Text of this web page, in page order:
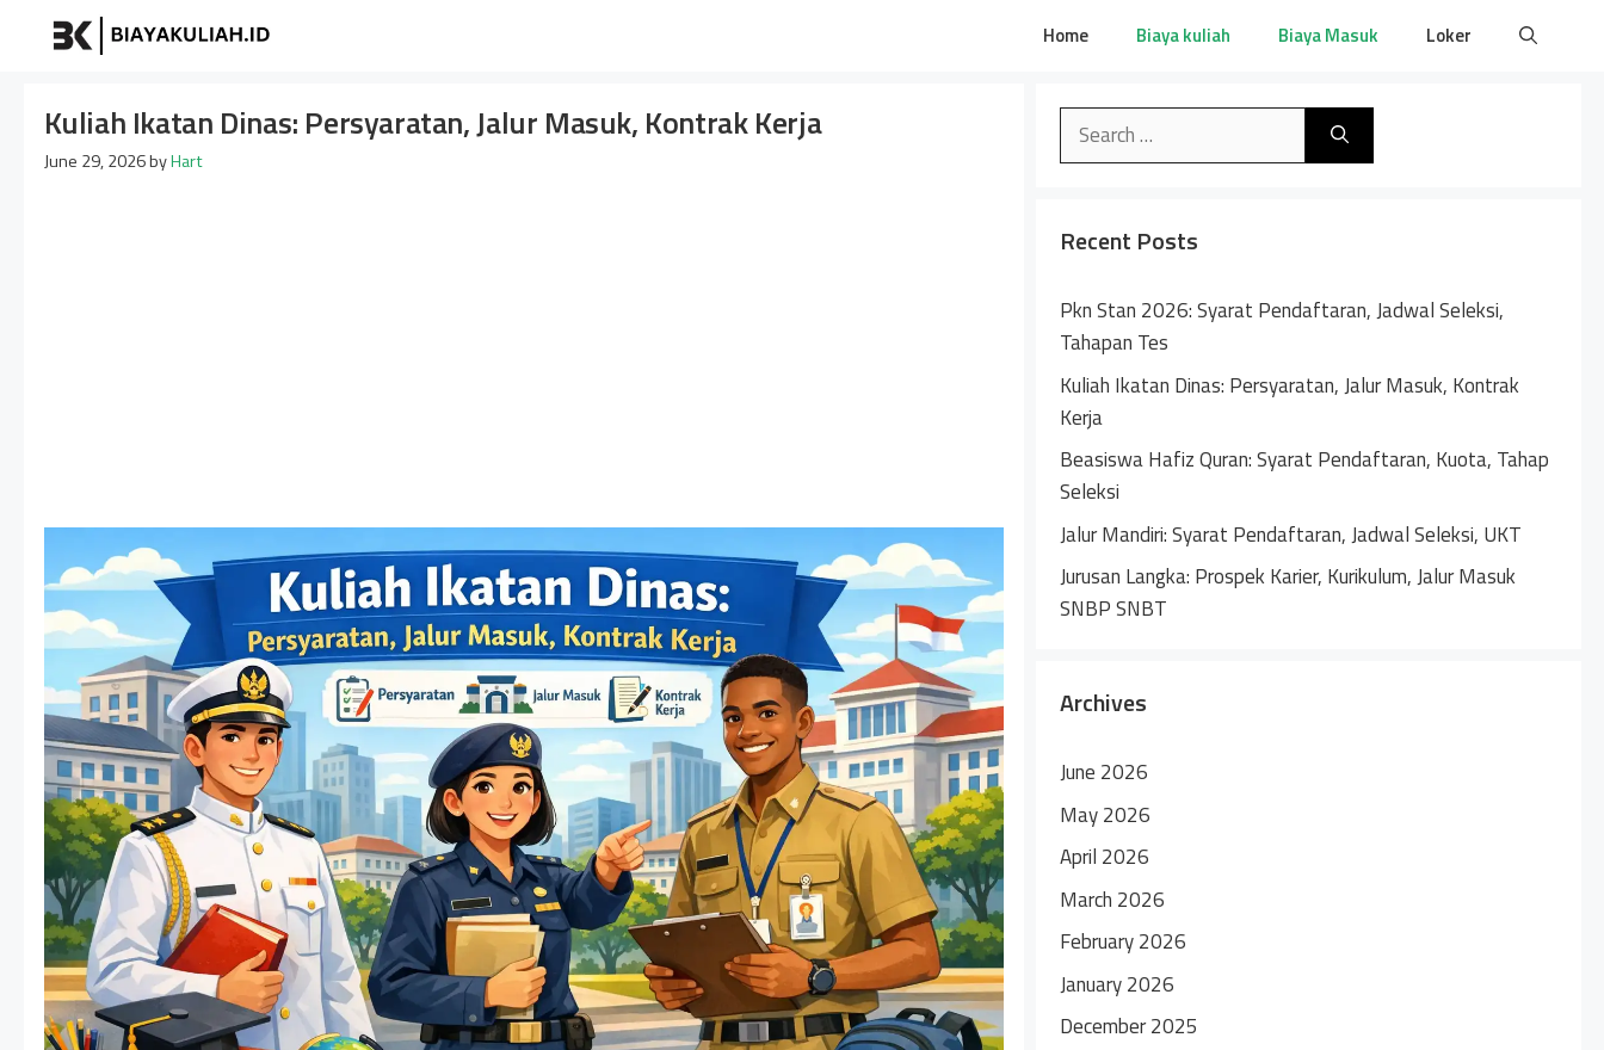
Home Biaya kuliah Biaya Masuk Loker
Kuliah Ikatan Dinas: Persyaratan, Jalur Masuk, Kontrak Kerja
June 29, 2026byHart
Search
Recent Posts
Pkn Stan 2026: Syarat Pendaftaran, Jadwal Seleksi,
Tahapan Tes
Kuliah Ikatan Dinas: Persyaratan, Jalur Masuk, Kontrak
Kerja
Beasiswa Hafiz Quran: Syarat Pendaftaran, Kuota, Tahap
Seleksi
Jalur Mandiri: Syarat Pendaftaran, Jadwal Seleksi, UKT
Jurusan Langka: Prospek Karier, Kurikulum, Jalur Masuk
SNBP SNBT
Archives
June 2026
May 2026
April 2026
March 2026
February 2026
January 2026
December 2025